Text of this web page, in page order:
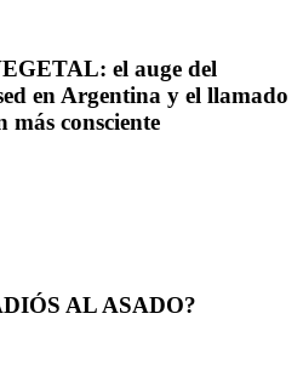
el auge del
en Argentina y el llamado
más consciente
AL ASADO?